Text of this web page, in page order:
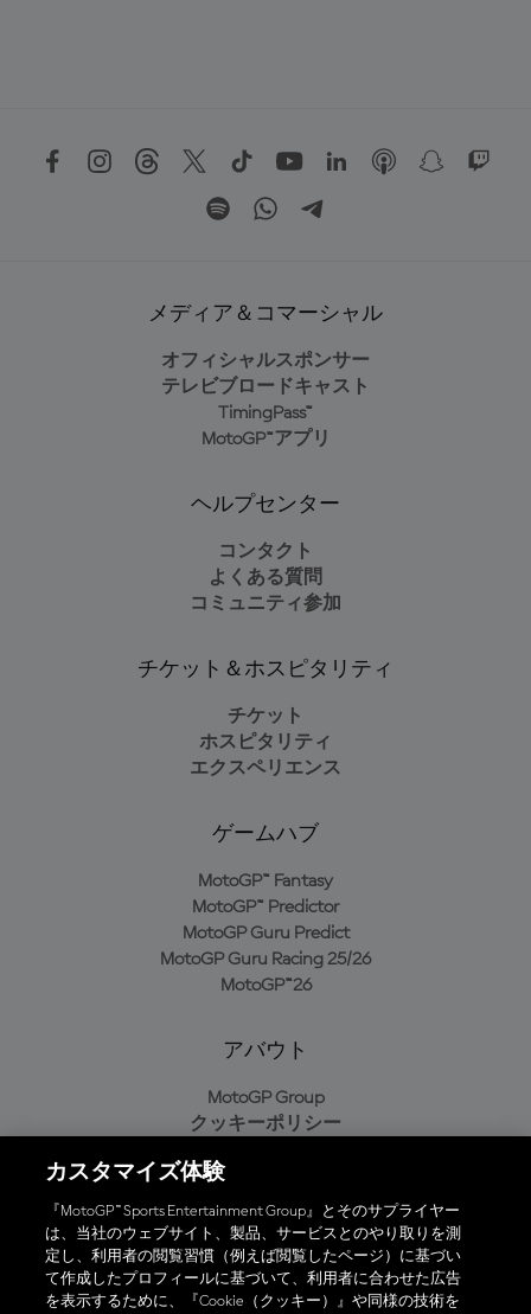
メディア＆コマーシャル
オフィシャルスポンサー
テレビブロードキャスト
TimingPass™
MotoGP™アプリ
ヘルプセンター
コンタクト
よくある質問
コミュニティ参加
チケット＆ホスピタリティ
チケット
ホスピタリティ
エクスペリエンス
ゲームハブ
MotoGP™ Fantasy
MotoGP™ Predictor
MotoGP Guru Predict
MotoGP Guru Racing 25/26
MotoGP™26
アバウト
MotoGP Group
クッキーポリシー
プライバシーポリシー
購入ポリシー
オフィシャルアプリ
カスタマイズ体験
『MotoGP™ Sports Entertainment Group』とそのサプライヤー
は、当社のウェブサイト、製品、サービスとのやり取りを測
定し、利用者の閲覧習慣（例えば閲覧したページ）に基づい
て作成したプロフィールに基づいて、利用者に合わせた広告
を表示するために、『Cookie（クッキー）』や同様の技術を